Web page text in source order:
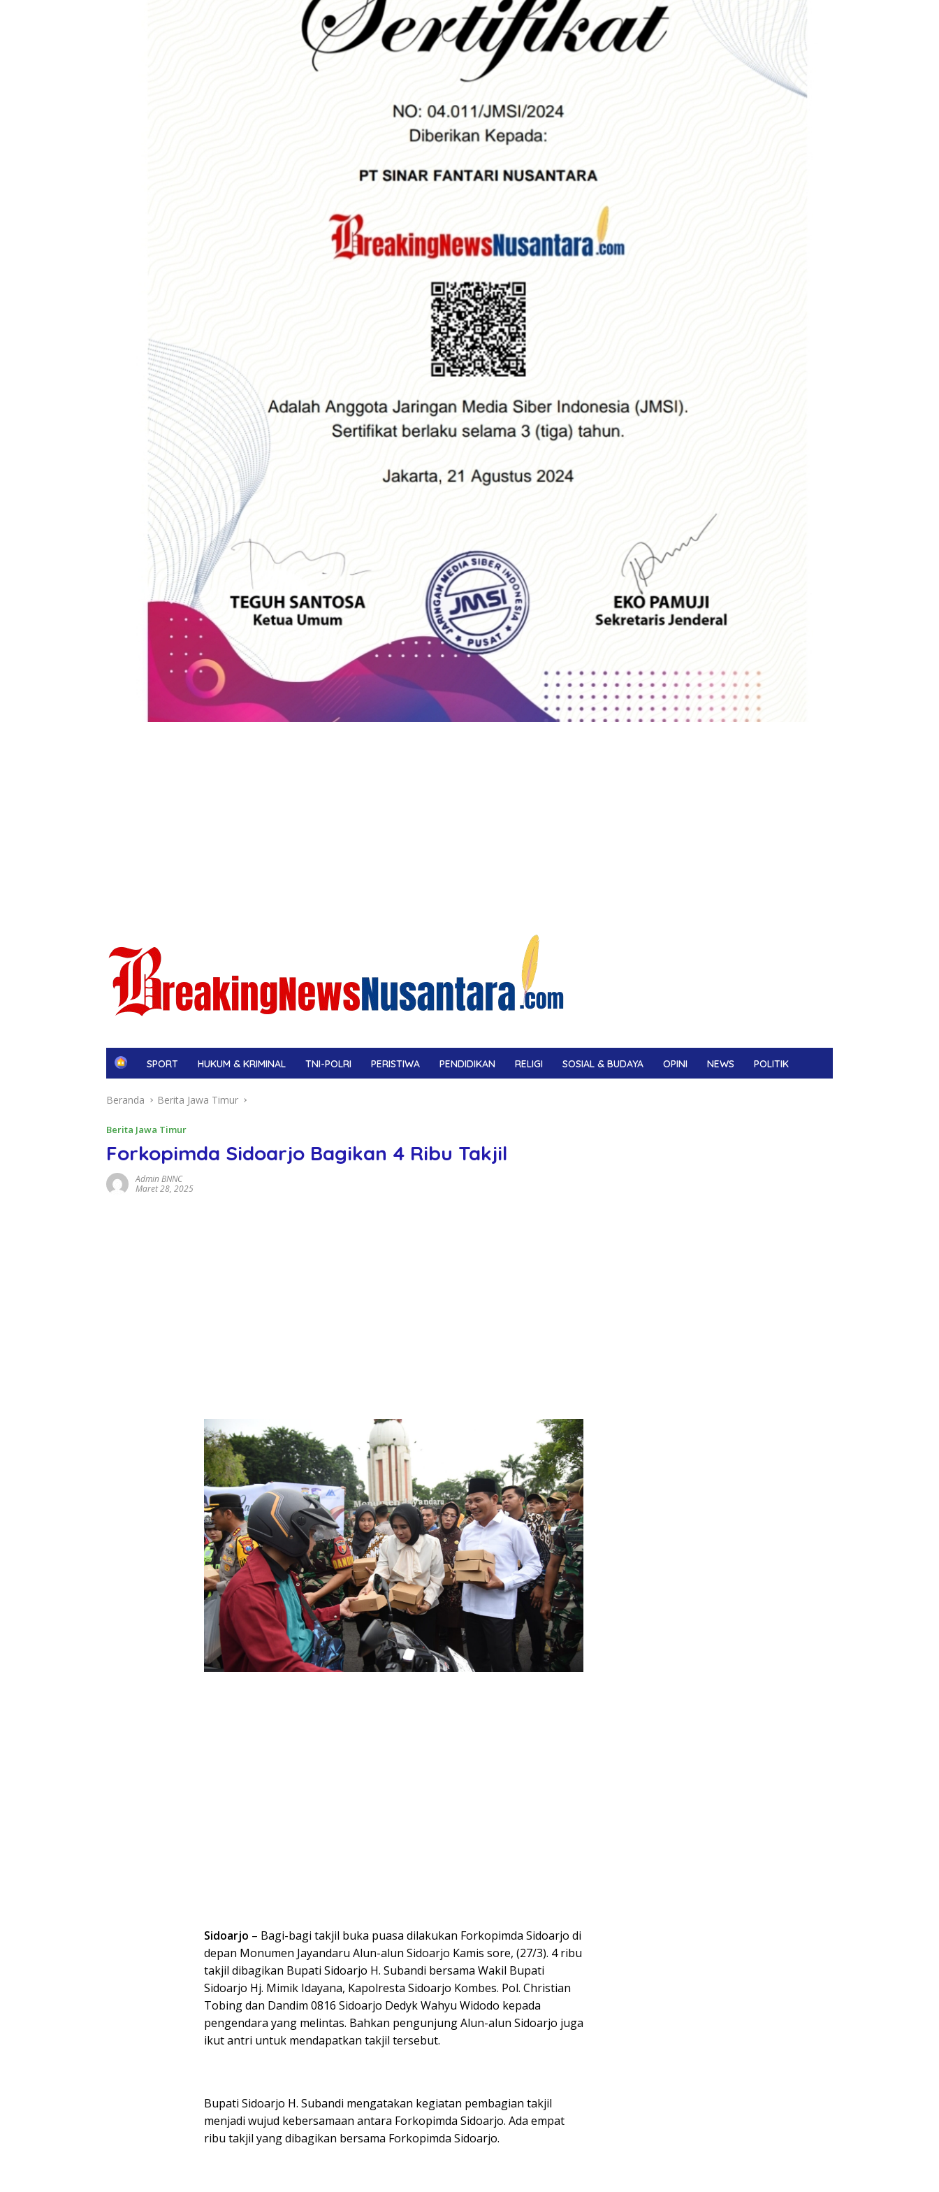
H
e
SPORT HUKUM & KRIMINAL TNI-POLRI PERISTIWA PENDIDIKAN RELIGI SOSIAL & BUDAYA OPINI NEWS POLITIK
Beranda Berita Jawa Timur
Berita Jawa Timur
Forkopimda Sidoarjo Bagikan 4 Ribu Takjil
Admin BNNC
Maret 28, 2025
Sidoarjo – Bagi-bagi takjil buka puasa dilakukan Forkopimda Sidoarjo di
depan Monumen Jayandaru Alun-alun Sidoarjo Kamis sore, (27/3). 4 ribu
takjil dibagikan Bupati Sidoarjo H. Subandi bersama Wakil Bupati
Sidoarjo Hj. Mimik Idayana, Kapolresta Sidoarjo Kombes. Pol. Christian
Tobing dan Dandim 0816 Sidoarjo Dedyk Wahyu Widodo kepada
pengendara yang melintas. Bahkan pengunjung Alun-alun Sidoarjo juga
ikut antri untuk mendapatkan takjil tersebut.
Bupati Sidoarjo H. Subandi mengatakan kegiatan pembagian takjil
menjadi wujud kebersamaan antara Forkopimda Sidoarjo. Ada empat
ribu takjil yang dibagikan bersama Forkopimda Sidoarjo.